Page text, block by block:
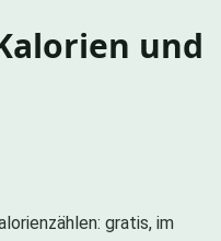
und
gratis, im